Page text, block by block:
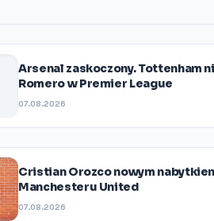
Arsenal zaskoczony. Tottenham
Romero w Premier League
07.08.2026
Cristian Orozco nowym
Manchesteru United
07.08.2026